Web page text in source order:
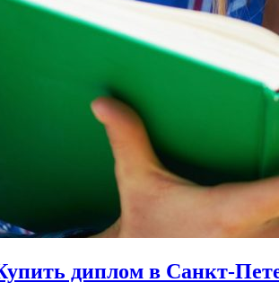
диплом в Санкт-